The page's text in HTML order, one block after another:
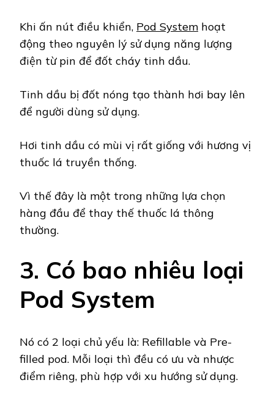
Khi ấn nút điều khiển, Pod System hoạt
động theo nguyên lý sử dụng năng lượng
điện từ pin để đốt cháy tinh dầu.
Tinh dầu bị đốt nóng tạo thành hơi bay lên
để người dùng sử dụng.
Hơi tinh dầu có mùi vị rất giống với hương vị
thuốc lá truyền thống.
Vì thế đây là một trong những lựa chọn
hàng đầu để thay thế thuốc lá thông
thường.
3. Có bao nhiêu loại
Pod System
Nó có 2 loại chủ yếu là: Refillable và Pre-
filled pod. Mỗi loại thì đều có ưu và nhược
điểm riêng, phù hợp với xu hướng sử dụng.